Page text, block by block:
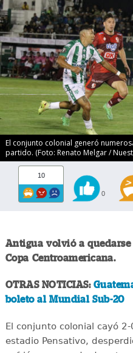
El conjunto colonial generó
partido. (Foto: Renato Melgar /
10
0
Antigua volvió a
Copa Centroamericana.
OTRAS NOTICIAS:
boleto al Mundial Sub-20
El conjunto colonial cayó
estadio Pensativo,